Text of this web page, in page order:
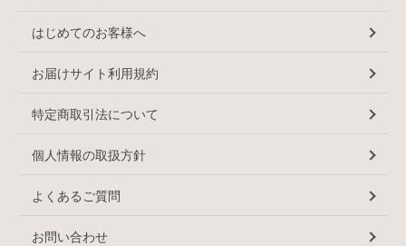
はじめてのお客様へ
お届けサイト利用規約
特定商取引法について
個人情報の取扱方針
よくあるご質問
お問い合わせ